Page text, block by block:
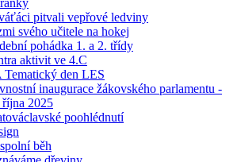
pitvali vepřové ledviny
svého učitele na hokej
pohádka 1. a 2. třídy
aktivit ve 4.C
Tematický den LES
inaugurace žákovského parlamentu -
října 2025
poohlédnutí
běh